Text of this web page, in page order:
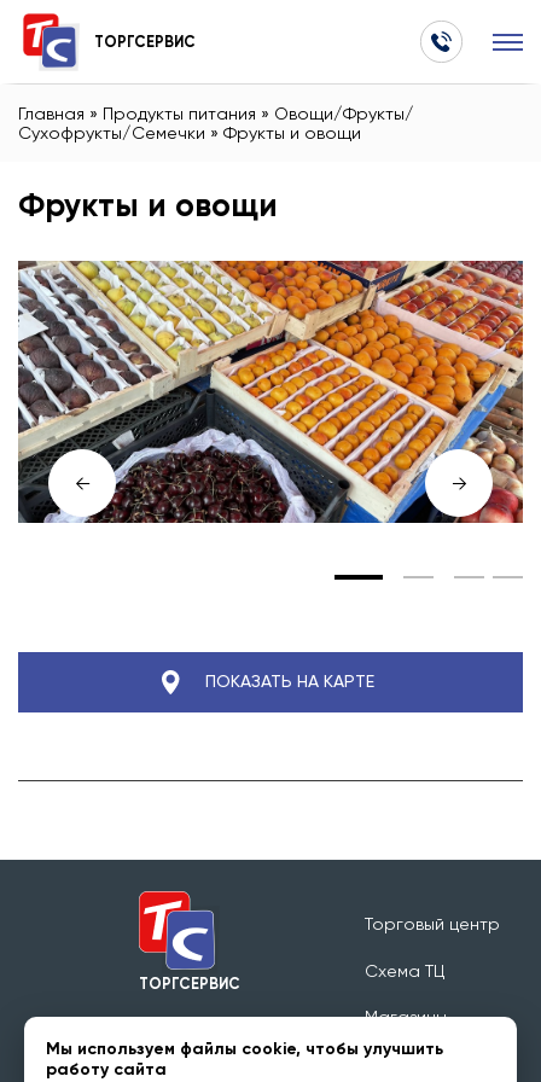
ТОРГСЕРВИС
Главная » Продукты питания » Овощи/Фрукты/
Сухофрукты/Семечки » Фрукты и овощи
← →
Фрукты и овощи
ПОКАЗАТЬ НА КАРТЕ
ТОРГСЕРВИС
Режим работы 09:00 - 20:00
Торговый центр
Схема ТЦ
Магазины
Обратная связь
Мы используем файлы cookie, чтобы улучшить
работу сайта